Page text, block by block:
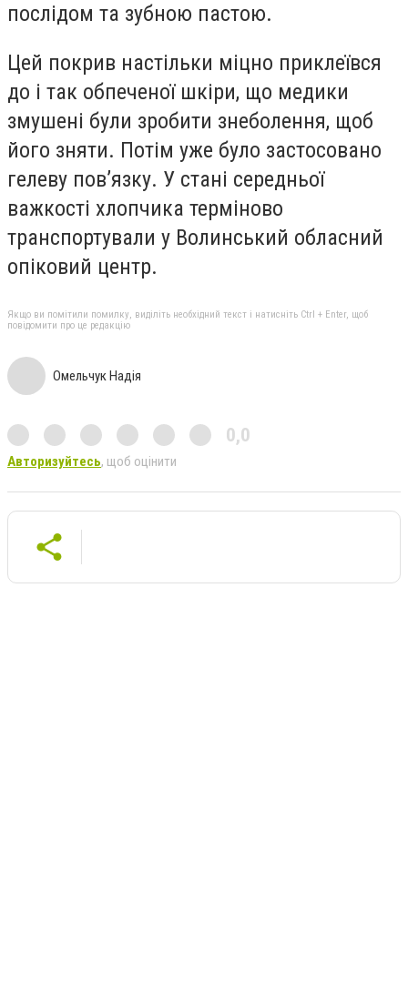
послідом та зубною пастою.
Цей покрив настільки міцно приклеївся
до і так обпеченої шкіри, що медики
змушені були зробити знеболення, щоб
його зняти. Потім уже було застосовано
гелеву пов’язку. У стані середньої
важкості хлопчика терміново
транспортували у Волинський обласний
опіковий центр.
Якщо ви помітили помилку, виділіть необхідний текст і натисніть Ctrl + Enter, щоб
повідомити про це редакцію
Омельчук Надія
0,0
Авторизуйтесь, щоб оцінити